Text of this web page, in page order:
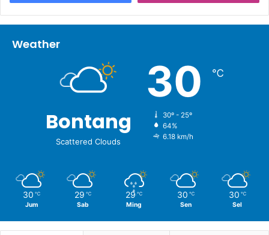
Weather
Bontang
Scattered Clouds
30 ℃
30º - 25º
64%
6.18 km/h
30 ℃
Jum
29 ℃
Sab
29 ℃
Ming
30 ℃
Sen
30 ℃
Sel